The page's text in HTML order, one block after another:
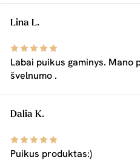
Lina L.
Labai puikus gaminys. Mano
švelnumo .
Dalia K.
Puikus produktas:)